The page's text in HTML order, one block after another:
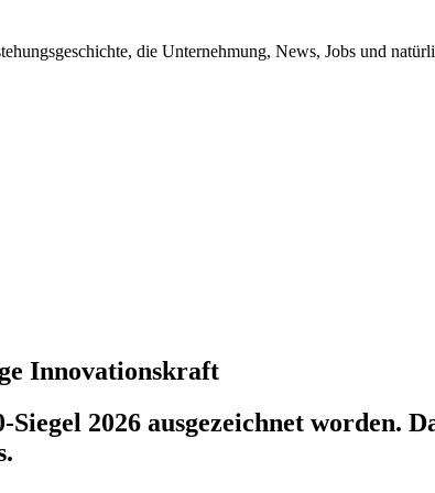
die Unternehmung, News, Jobs und
Innovationskraft
2026 ausgezeichnet worden.